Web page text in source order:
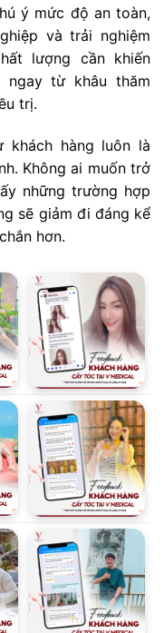
ý mức độ an toàn,
và trải nghiệm
lượng cần khiến
ngay từ khâu thăm
trị.
hàng luôn là
Không ai muốn trở
những trường hợp
sẽ giảm đi đáng kể
hơn.